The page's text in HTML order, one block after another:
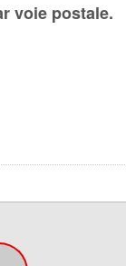
voie postale.